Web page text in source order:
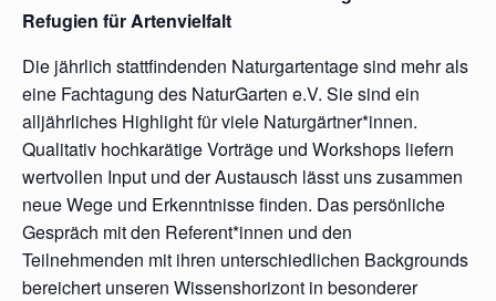
Refugien für Artenvielfalt
Die jährlich stattfindenden Naturgartentage sind mehr als
eine Fachtagung des NaturGarten e.V. Sie sind ein
alljährliches Highlight für viele Naturgärtner*innen.
Qualitativ hochkarätige Vorträge und Workshops liefern
wertvollen Input und der Austausch lässt uns zusammen
neue Wege und Erkenntnisse finden. Das persönliche
Gespräch mit den Referent*innen und den
Teilnehmenden mit ihren unterschiedlichen Backgrounds
bereichert unseren Wissenshorizont in besonderer